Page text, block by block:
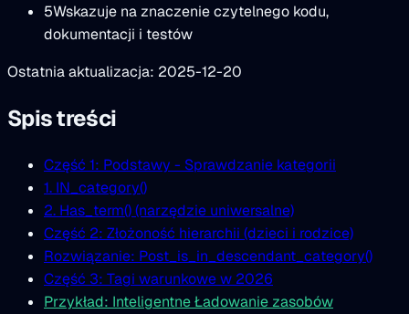
5Wskazuje na znaczenie czytelnego kodu,
dokumentacji i testów
Ostatnia aktualizacja: 2025-12-20
Spis treści
Część 1: Podstawy - Sprawdzanie kategorii
1. IN_category()
2. Has_term() (narzędzie uniwersalne)
Część 2: Złożoność hierarchii (dzieci i rodzice)
Rozwiązanie: Post_is_in_descendant_category()
Część 3: Tagi warunkowe w 2026
Przykład: Inteligentne Ładowanie zasobów